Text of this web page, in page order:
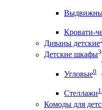
Кровати-
Диваны детские
Детские шкафы
Угловые0
Стеллажи
Комоды для